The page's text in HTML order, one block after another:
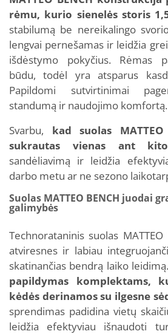
rėmu, kurio sienelės storis
stabilumą be nereikalingo
lengvai pernešamas ir leidžia
išdėstymo pokyčius. Rėmas
būdu, todėl yra atsparus
Papildomi sutvirtinimai
standumą ir naudojimo komfortą.
Svarbu, kad suolas
sukrautas vienas ant
sandėliavimą ir leidžia
darbo metu ar ne sezono
Suolas MATTEO BENCH juodai
galimybės
Technorataninis suolas
atviresnes ir labiau
skatinančias bendrą laiko leidimą.
papildymas komplektams,
kėdės derinamos su ilgesne
sprendimas padidina vietų
leidžia efektyviau išnaudoti